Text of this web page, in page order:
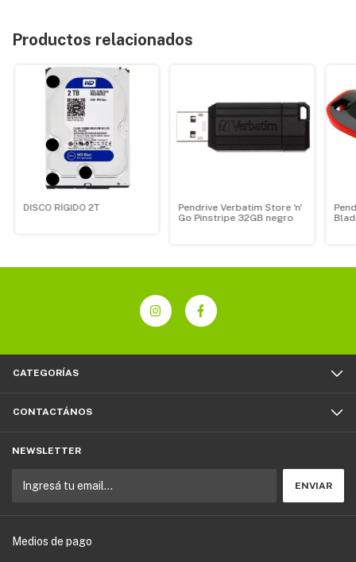
Productos relacionados
DISCO RÍGIDO 2T
Pendrive Verbatim Store 'n'
Go Pinstripe 32GB negro
CATEGORÍAS
CONTACTÁNOS
NEWSLETTER
Medios de pago